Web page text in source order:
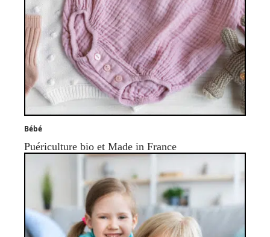
Bébé
Puériculture bio et Made in France